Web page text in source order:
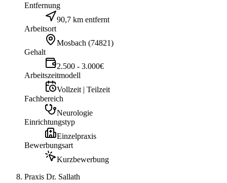
Entfernung
90,7 km entfernt
Arbeitsort
Mosbach (74821)
Gehalt
2.500 - 3.000€
Arbeitszeitmodell
Vollzeit | Teilzeit
Fachbereich
Neurologie
Einrichtungstyp
Einzelpraxis
Bewerbungsart
Kurzbewerbung
Praxis Dr. Sallath